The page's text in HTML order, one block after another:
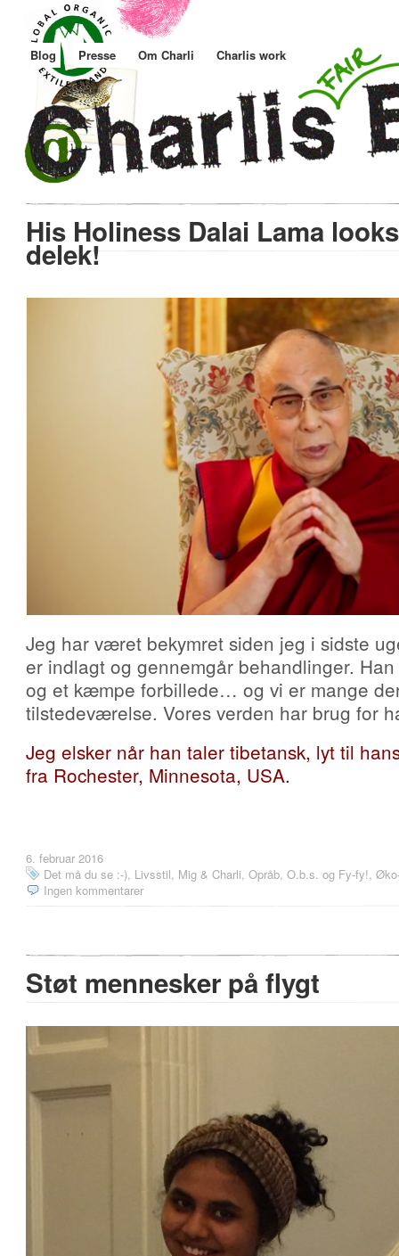
Blog Presse Om Charli Charlis work
His Holiness Dalai Lama
delek!
Jeg har været bekymret siden jeg i sidste
er indlagt og gennemgår behandlinger.
og et kæmpe forbillede… og vi er mange
tilstedeværelse. Vores verden har brug for
Jeg elsker når han taler tibetansk, lyt til
fra Rochester, Minnesota, USA.
6. februar 2016
Det må du se :-), Livsstil, Mig & Charli, Opråb, O.b.s. og Fy-fy!,
Ingen kommentarer
Støt mennesker på flygt